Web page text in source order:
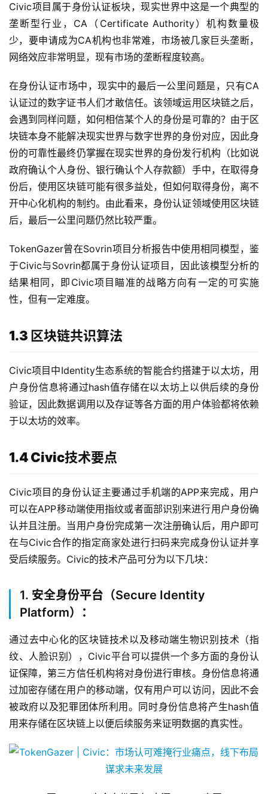
Civic项目属于身份认证板块，现实世界中这是一个典型的
垄断型行业，CA（Certificate Authority）机构数量极
少，要申请成为CA机构也非常难，市场被几家巨头垄断，
网络效应非常明显，现有市场的垄断程度较高。
在身份认证市场中，现实中的最后一公里问题是，只有CA
认证过的数字证书人们才敢信任。该领域运用区块链之后，
会遇到同样问题，如何相信某个人的身份是可靠的？由于区
块链本身不能解决现实世界与数字世界的身份对应，因此身
份的可靠性最终仍掌握在现实世界的身份发行机构（比如说
政府确认个人身份、银行确认个人存款额）手中，在取得身
份后，使用区块链可能有很多益处，但如何取得身份，离不
开中心化机构的制约。由此看来，身份认证领域使用区块链
后，最后一公里问题仍然比较严重。
TokenGazer曾在Sovrin项目分析报告中使用相同模型，鉴
于Civic与Sovrin都属于身份认证项目，因此该模型分析的
结果相同，即Civic项目瞄准的战略方向有一定的可实施
性，但有一定难度。
1.3 区块链共识算法
Civic项目中Identity生态系统的智能合约搭建于以太坊，用
户身份信息将通过hash值存储在以太坊上以供后续的身份
验证，因此数据调用以及存证等各方面的用户体验都将依赖
于以太坊的效率。
1.4 Civic技术要点
Civic项目的身份认证主要通过手机端的APP来完成，用户
可以在APP移动端使用指纹或者面部识别来进行用户身份确
认并且注册。当用户身份完成第一次注册确认后，用户即可
在与Civic合作的指定商家处进行扫码来完成身份认证并享
受后续服务。Civic的技术产品可分为以下几块：
1. 安全身份平台（Secure Identity
Platform）：
通过去中心化的区块链技术以及移动端生物识别技术（指
纹、人脸识别），Civic平台可以提供一个多方面的身份认
证保障，第三方信任机构将对身份进行审核。身份信息将通
过加密存储在用户的移动端，仅有用户可以访问，因此不会
被政府以及犯罪团体所利用。同时身份信息将产生hash值
用来存储在区块链上以便后续服务来证明数据的真实性。